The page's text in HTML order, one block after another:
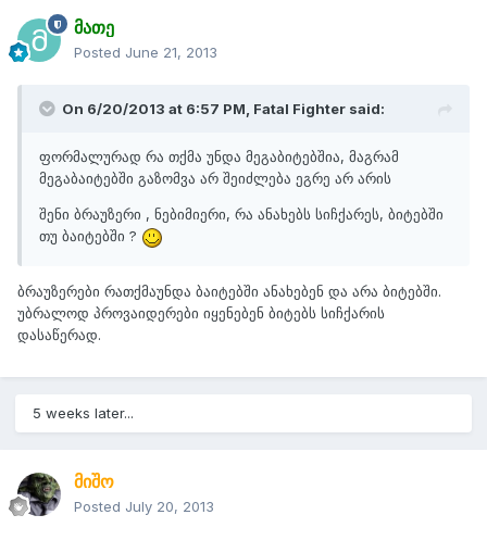
მათე
Posted June 21, 2013
On 6/20/2013 at 6:57 PM, Fatal Fighter said:
ფორმალურად რა თქმა უნდა მეგაბიტებშია, მაგრამ
მეგაბაიტებში გაზომვა არ შეიძლება ეგრე არ არის
შენი ბრაუზერი , ნებიმიერი, რა ანახებს სიჩქარეს, ბიტებში
თუ ბაიტებში ?
ბრაუზერები რათქმაუნდა ბაიტებში ანახებენ და არა ბიტებში.
უბრალოდ პროვაიდერები იყენებენ ბიტებს სიჩქარის
დასაწერად.
5 weeks later...
მიშო
Posted July 20, 2013